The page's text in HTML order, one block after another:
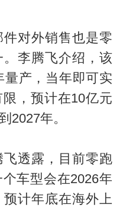
对外销售也是零
李腾飞介绍，该
量产，当年即可实
，预计在10亿元
2027年。
透露，目前零跑
车型会在2026年
计年底在海外上